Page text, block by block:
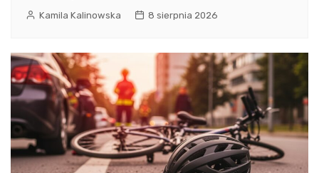
Kamila Kalinowska 8 sierpnia 2026